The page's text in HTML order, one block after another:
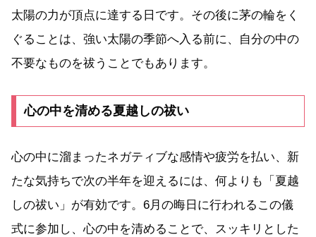
太陽の力が頂点に達する日です。その後に茅の輪をく
ぐることは、強い太陽の季節へ入る前に、自分の中の
不要なものを祓うことでもあります。
心の中を清める夏越しの祓い
心の中に溜まったネガティブな感情や疲労を払い、新
たな気持ちで次の半年を迎えるには、何よりも「夏越
しの祓い」が有効です。6月の晦日に行われるこの儀
式に参加し、心の中を清めることで、スッキリとした